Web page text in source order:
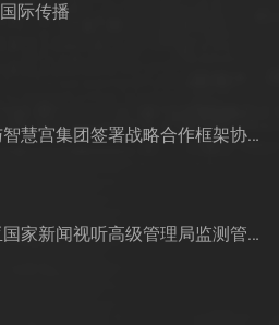
国际传播
西南大学与智慧宫集团签署战略合作框架协议
毛里塔尼亚国家新闻视听高级管理局监测管控司司长穆罕默德·哈桑·埃萨利姆一行莅临智慧宫调研